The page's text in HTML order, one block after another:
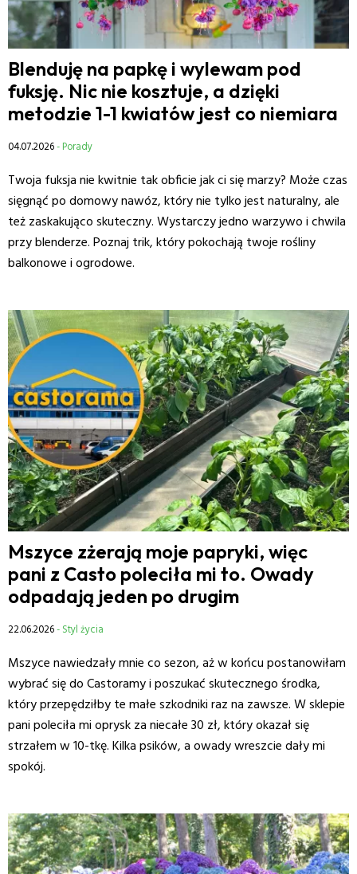
Blenduję na papkę i wylewam pod
fuksję. Nic nie kosztuje, a dzięki
metodzie 1-1 kwiatów jest co niemiara
04.07.2026- Porady
Twoja fuksja nie kwitnie tak obficie jak ci się marzy? Może czas
sięgnąć po domowy nawóz, który nie tylko jest naturalny, ale
też zaskakująco skuteczny. Wystarczy jedno warzywo i chwila
przy blenderze. Poznaj trik, który pokochają twoje rośliny
balkonowe i ogrodowe.
Mszyce zżerają moje papryki, więc
pani z Casto poleciła mi to. Owady
odpadają jeden po drugim
22.06.2026- Styl życia
Mszyce nawiedzały mnie co sezon, aż w końcu postanowiłam
wybrać się do Castoramy i poszukać skutecznego środka,
który przepędziłby te małe szkodniki raz na zawsze. W sklepie
pani poleciła mi oprysk za niecałe 30 zł, który okazał się
strzałem w 10-tkę. Kilka psików, a owady wreszcie dały mi
spokój.